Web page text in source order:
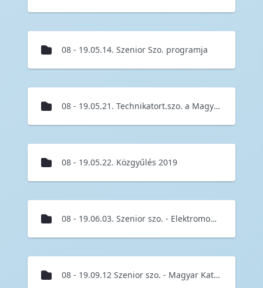
08 - 19.05.14. Szenior Szo. programja
08 - 19.05.21. Technikatort.szo. a Magyar vasuttorteneti parkban
08 - 19.05.22. Közgyűlés 2019
08 - 19.06.03. Szenior szo. - Elektromosság nélkül nincs civilizált élet
08 - 19.09.12 Szenior szo. - Magyar Katonai Térképészet múzeumlátogatás